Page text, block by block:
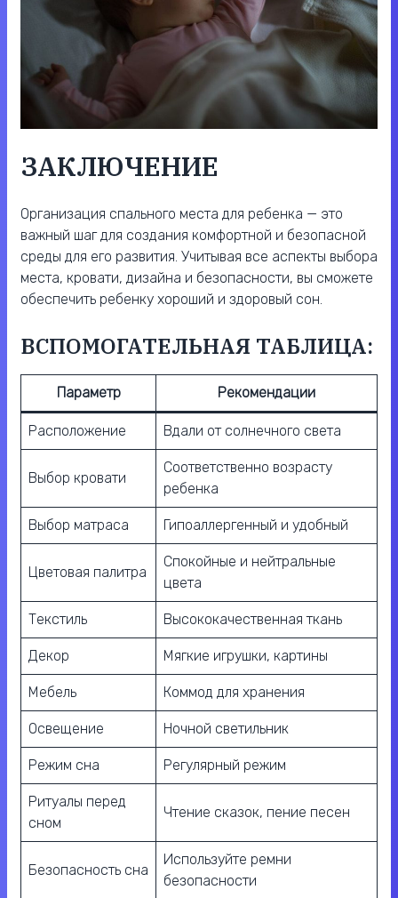
ЗАКЛЮЧЕНИЕ
Организация спального места для ребенка — это
важный шаг для создания комфортной и безопасной
среды для его развития. Учитывая все аспекты выбора
места, кровати, дизайна и безопасности, вы сможете
обеспечить ребенку хороший и здоровый сон.
ВСПОМОГАТЕЛЬНАЯ ТАБЛИЦА:
Параметр Рекомендации
Расположение Вдали от солнечного света
Выбор кровати
Соответственно возрасту
ребенка
Выбор матраса Гипоаллергенный и удобный
Цветовая палитра
Спокойные и нейтральные
цвета
Текстиль Высококачественная ткань
Декор Мягкие игрушки, картины
Мебель Коммод для хранения
Освещение Ночной светильник
Режим сна Регулярный режим
Ритуалы перед
сном
Чтение сказок, пение песен
Безопасность сна
Используйте ремни
безопасности